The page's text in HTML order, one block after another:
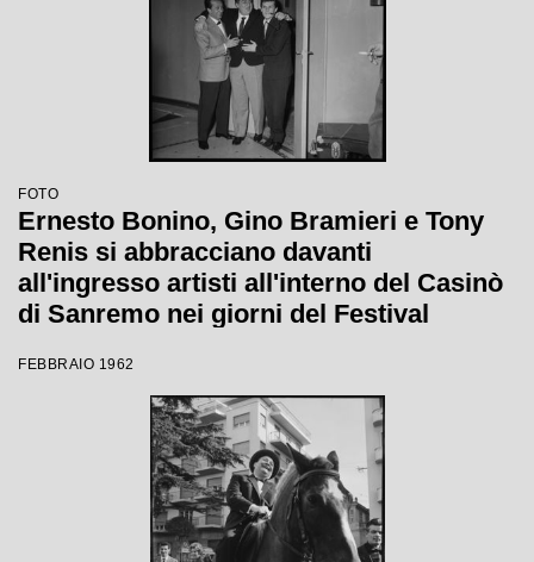
FOTO
Ernesto Bonino, Gino Bramieri e Tony
Renis si abbracciano davanti
all'ingresso artisti all'interno del Casinò
di Sanremo nei giorni del Festival
FEBBRAIO 1962